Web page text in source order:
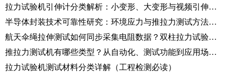
拉力试验机引伸计分类解析：小变形、大变形与视频引伸计区别详解
半导体封装技术可靠性研究：环境应力与推拉力测试方法论解析
航天伞绳拉伸测试如何同步采集电阻数据？双柱拉力试验机操作全流程
推拉力测试机有哪些类型？从自动化、测试功能到应用场景的完整分类解析
拉力试验机测试材料分类详解（工程检测必读）